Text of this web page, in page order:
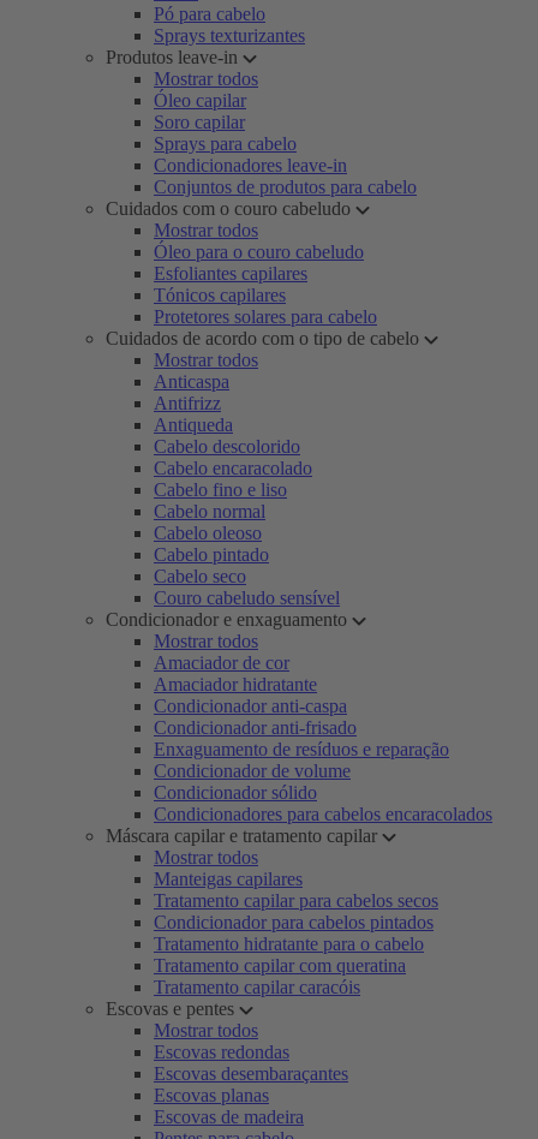
Pó para cabelo
Sprays texturizantes
Produtos leave-in
Mostrar todos
Óleo capilar
Soro capilar
Sprays para cabelo
Condicionadores leave-in
Conjuntos de produtos para cabelo
Cuidados com o couro cabeludo
Mostrar todos
Óleo para o couro cabeludo
Esfoliantes capilares
Tónicos capilares
Protetores solares para cabelo
Cuidados de acordo com o tipo de cabelo
Mostrar todos
Anticaspa
Antifrizz
Antiqueda
Cabelo descolorido
Cabelo encaracolado
Cabelo fino e liso
Cabelo normal
Cabelo oleoso
Cabelo pintado
Cabelo seco
Couro cabeludo sensível
Condicionador e enxaguamento
Mostrar todos
Amaciador de cor
Amaciador hidratante
Condicionador anti-caspa
Condicionador anti-frisado
Enxaguamento de resíduos e reparação
Condicionador de volume
Condicionador sólido
Condicionadores para cabelos encaracolados
Máscara capilar e tratamento capilar
Mostrar todos
Manteigas capilares
Tratamento capilar para cabelos secos
Condicionador para cabelos pintados
Tratamento hidratante para o cabelo
Tratamento capilar com queratina
Tratamento capilar caracóis
Escovas e pentes
Mostrar todos
Escovas redondas
Escovas desembaraçantes
Escovas planas
Escovas de madeira